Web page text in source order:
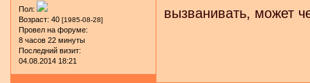
Пол:
Возраст: 40 [1985-08-28]
Провел на форуме:
8 часов 22 минуты
Последний визит:
04.08.2014 18:21
вызванивать, может